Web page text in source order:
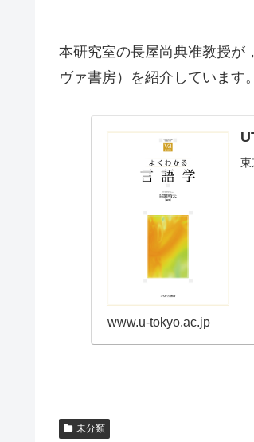
本研究室の長屋尚典准教授が
ヴァ書房）を紹介しています
東
www.u-tokyo.ac.jp
未分類